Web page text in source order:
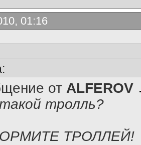
01:16
от ALFEROV
тролль?
ТРОЛЛЕЙ!